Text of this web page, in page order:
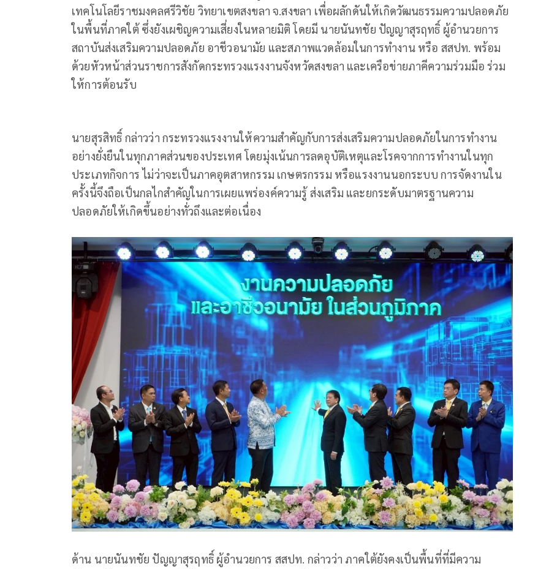
เทคโนโลยีราชมงคลศรีวิชัย วิทยาเขตสงขลา จ.สงขลา เพื่อผลักดันให้เกิดวัฒนธรรมความปลอดภัย
ในพื้นที่ภาคใต้ ซึ่งยังเผชิญความเสี่ยงในหลายมิติ โดยมี นายนันทชัย ปัญญาสุรฤทธิ์ ผู้อำนวยการ
สถาบันส่งเสริมความปลอดภัย อาชีวอนามัย และสภาพแวดล้อมในการทำงาน หรือ สสปท. พร้อม
ด้วยหัวหน้าส่วนราชการสังกัดกระทรวงแรงงานจังหวัดสงขลา และเครือข่ายภาคีความร่วมมือ ร่วม
ให้การต้อนรับ
นายสุรสิทธิ์ กล่าวว่า กระทรวงแรงงานให้ความสำคัญกับการส่งเสริมความปลอดภัยในการทำงาน
อย่างยั่งยืนในทุกภาคส่วนของประเทศ โดยมุ่งเน้นการลดอุบัติเหตุและโรคจากการทำงานในทุก
ประเภทกิจการ ไม่ว่าจะเป็นภาคอุตสาหกรรม เกษตรกรรม หรือแรงงานนอกระบบ การจัดงานใน
ครั้งนี้จึงถือเป็นกลไกสำคัญในการเผยแพร่องค์ความรู้ ส่งเสริม และยกระดับมาตรฐานความ
ปลอดภัยให้เกิดขึ้นอย่างทั่วถึงและต่อเนื่อง
ด้าน นายนันทชัย ปัญญาสุรฤทธิ์ ผู้อำนวยการ สสปท. กล่าวว่า ภาคใต้ยังคงเป็นพื้นที่ที่มีความ